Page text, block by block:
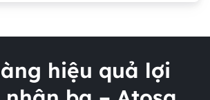
hiệu quả lợi